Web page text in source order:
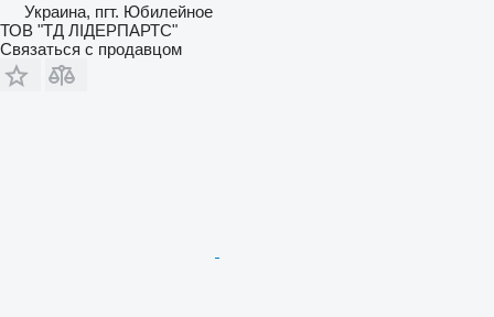
Украина, пгт. Юбилейное
ТОВ "ТД ЛІДЕРПАРТС"
Связаться с продавцом